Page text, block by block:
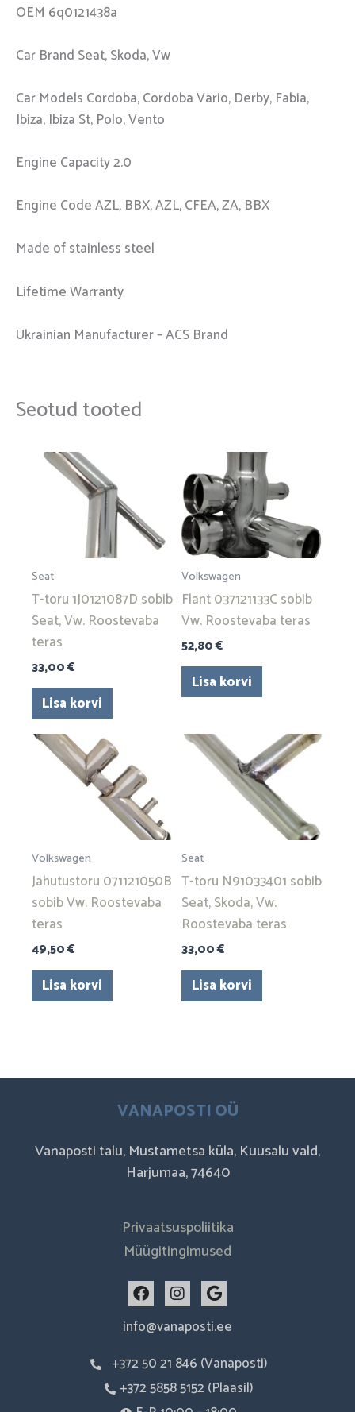
OEM 6q0121438a
Car Brand Seat, Skoda, Vw
Car Models Cordoba, Cordoba Vario, Derby, Fabia,
Ibiza, Ibiza St, Polo, Vento
Engine Capacity 2.0
Engine Code AZL, BBX, AZL, CFEA, ZA, BBX
Made of stainless steel
Lifetime Warranty
Ukrainian Manufacturer – ACS Brand
Seotud tooted
Seat
T-toru 1J0121087D sobib
Seat, Vw. Roostevaba
teras
33,00€
Lisa korvi
Volkswagen
Flant 037121133C sobib
Vw. Roostevaba teras
52,80€
Lisa korvi
Volkswagen
Jahutustoru 071121050B
sobib Vw. Roostevaba
teras
49,50€
Lisa korvi
Seat
T-toru N91033401 sobib
Seat, Skoda, Vw.
Roostevaba teras
33,00€
Lisa korvi
VANAPOSTI OÜ
Vanaposti talu, Mustametsa küla, Kuusalu vald,
Harjumaa, 74640
Privaatsuspoliitika
Müügitingimused
F
a
c
e
o
o
k
I
n
s
t
g
r
a
G
o
o
g
e
info@vanaposti.ee
+372 50 21 846 (Vanaposti)
+372 5858 5152 (Plaasil)